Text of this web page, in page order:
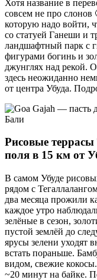
Хотя название в
совсем не про слонов
которую надо войти,
со статуей Ганеши и
ландшафтный парк с
фигурами богинь и
джунглях над рекой.
здесь неожиданно
от центра Убуда.
Рисовые
поля в 15 км от
В самом Убуде
рядом с
два месяца прожили
каждое утро
зелёные в сезон,
пустой землёй до
ярусы зелени уходят
встать пораньше.
видом, свежие
~20 минут на байке.